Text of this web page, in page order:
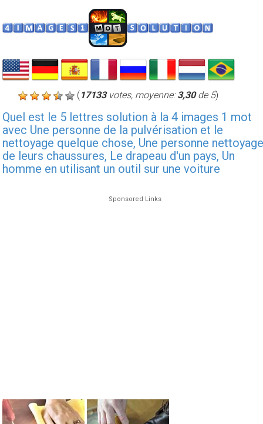
(17133votes, moyenne:3,30de 5)
Quel est le 5 lettres solution à la 4 images 1 mot
avec Une personne de la pulvérisation et le
nettoyage quelque chose, Une personne
de leurs chaussures, Le drapeau d'un pays, Un
homme en utilisant un outil sur une voiture
Sponsored Links